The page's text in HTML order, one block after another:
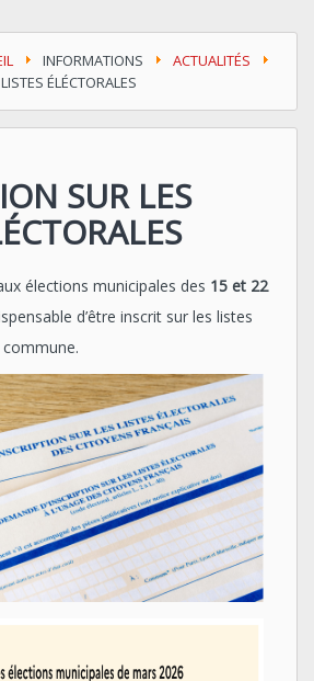
INFORMATIONS
ACTUALITÉS
ÉLÉCTORALES
SUR LES
élections municipales des 15 et 22
d’être inscrit sur les listes